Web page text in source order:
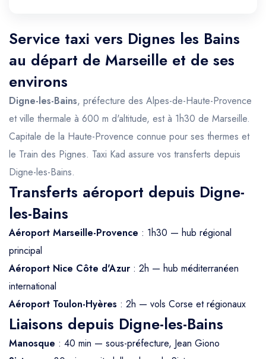
Service taxi vers Dignes les Bains
au départ de Marseille et de ses
environs
Digne-les-Bains, préfecture des Alpes-de-Haute-Provence
et ville thermale à 600 m d'altitude, est à 1h30 de Marseille.
Capitale de la Haute-Provence connue pour ses thermes et
le Train des Pignes. Taxi Kad assure vos transferts depuis
Digne-les-Bains.
Transferts aéroport depuis Digne-
les-Bains
Aéroport Marseille-Provence : 1h30 — hub régional
principal
Aéroport Nice Côte d'Azur : 2h — hub méditerranéen
international
Aéroport Toulon-Hyères : 2h — vols Corse et régionaux
Liaisons depuis Digne-les-Bains
Manosque : 40 min — sous-préfecture, Jean Giono